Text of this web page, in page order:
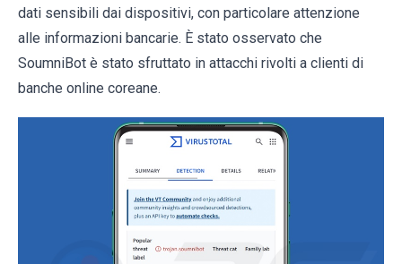
dati sensibili dai dispositivi, con particolare attenzione
alle informazioni bancarie. È stato osservato che
SoumniBot è stato sfruttato in attacchi rivolti a clienti di
banche online coreane.